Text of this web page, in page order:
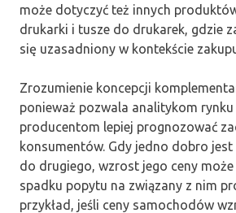
może dotyczyć też innych
drukarki i tusze do drukarek, gdzie
się uzasadniony w kontekście
Zrozumienie koncepcji
ponieważ pozwala analitykom
producentom lepiej prognozować
konsumentów. Gdy jedno dobro
do drugiego, wzrost jego ceny
spadku popytu na związany z nim
przykład, jeśli ceny samochodów